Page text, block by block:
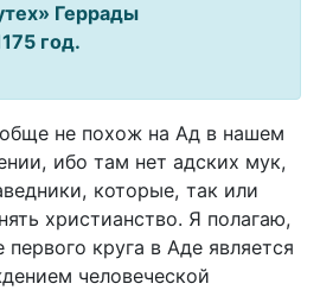
Геррады
год.
не похож на Ад в нашем
ибо там нет адских мук,
которые, так или
христианство. Я полагаю,
первого круга в Аде является
человеческой